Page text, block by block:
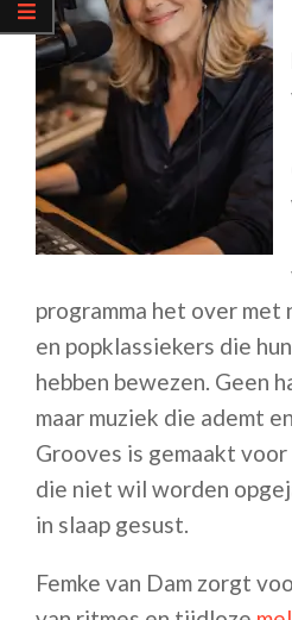
programma het over met
en popklassiekers die
hebben bewezen. Geen
maar muziek die ademt
Grooves is gemaakt
die niet wil worden
in slaap gesust.
Femke van Dam zorgt